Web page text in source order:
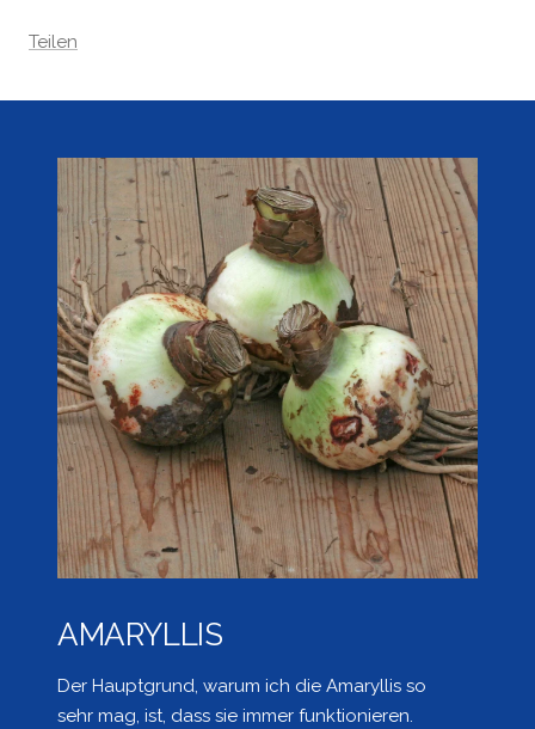
Teilen
AMARYLLIS
Der Hauptgrund, warum ich die Amaryllis so
sehr mag, ist, dass sie immer funktionieren.